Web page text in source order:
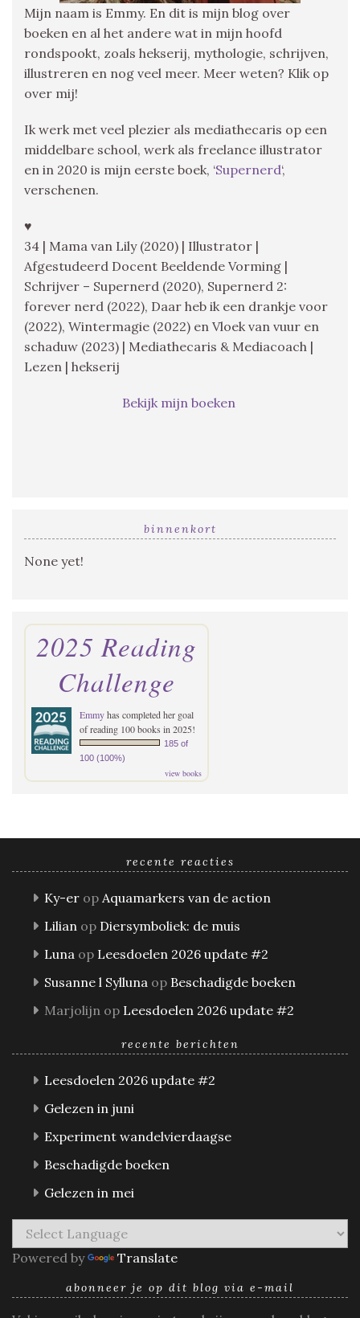
Mijn naam is Emmy. En dit is mijn blog over
boeken en al het andere wat in mijn hoofd
rondspookt, zoals hekserij, mythologie, schrijven,
illustreren en nog veel meer. Meer weten? Klik op
over mij!
Ik werk met veel plezier als mediathecaris op een
middelbare school, werk als freelance illustrator
en in 2020 is mijn eerste boek, ‘Supernerd‘,
verschenen.
♥
34 | Mama van Lily (2020) | Illustrator |
Afgestudeerd Docent Beeldende Vorming |
Schrijver – Supernerd (2020), Supernerd 2:
forever nerd (2022), Daar heb ik een drankje voor
(2022), Wintermagie (2022) en Vloek van vuur en
schaduw (2023) | Mediathecaris & Mediacoach |
Lezen | hekserij
Bekijk mijn boeken
binnenkort
None yet!
2025 Reading
Challenge
Emmyhas completed her goal
of reading 100 books in 2025!
185 of
100 (100%)
view books
recente reacties
Ky-er op Aquamarkers van de action
Lilian op Diersymboliek: de muis
Luna op Leesdoelen 2026 update #2
Susanne l Sylluna op Beschadigde boeken
Marjolijn op Leesdoelen 2026 update #2
recente berichten
Leesdoelen 2026 update #2
Gelezen in juni
Experiment wandelvierdaagse
Beschadigde boeken
Gelezen in mei
Powered by Translate
abonneer je op dit blog via e-mail